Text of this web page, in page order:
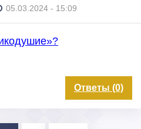
05.03.2024 - 15:09
Ответы (0)